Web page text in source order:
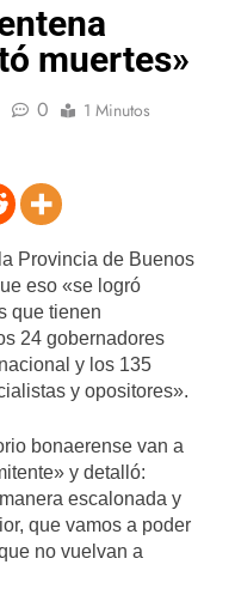
muertes»
0 1 Minutos
Provincia de Buenos
eso «se logró
que tienen
24 gobernadores
y los 135
y opositores».
bonaerense van a
y detalló:
escalonada y
que vamos a poder
no vuelvan a